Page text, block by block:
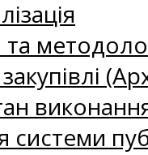
та